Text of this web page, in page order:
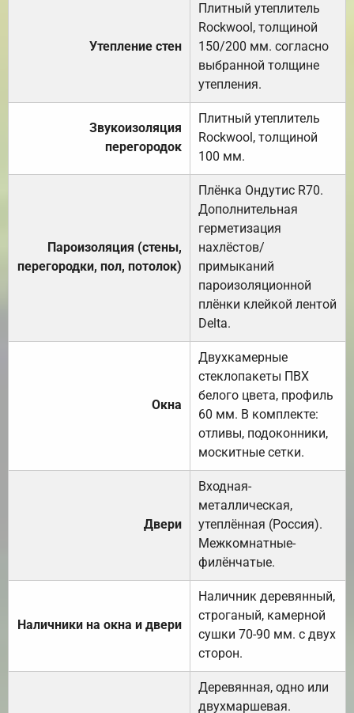
Утепление стен
Плитный утеплитель
Rockwool, толщиной
150/200 мм. согласно
выбранной толщине
утепления.
Звукоизоляция
перегородок
Плитный утеплитель
Rockwool, толщиной
100 мм.
Пароизоляция (стены,
перегородки, пол, потолок)
Плёнка Ондутис R70.
Дополнительная
герметизация
нахлёстов/
примыканий
пароизоляционной
плёнки клейкой лентой
Delta.
Окна
Двухкамерные
стеклопакеты ПВХ
белого цвета, профиль
60 мм. В комплекте:
отливы, подоконники,
москитные сетки.
Двери
Входная-
металлическая,
утеплённая (Россия).
Межкомнатные-
филёнчатые.
Наличники на окна и двери
Наличник деревянный,
строганый, камерной
сушки 70-90 мм. с двух
сторон.
Деревянная, одно или
двухмаршевая.